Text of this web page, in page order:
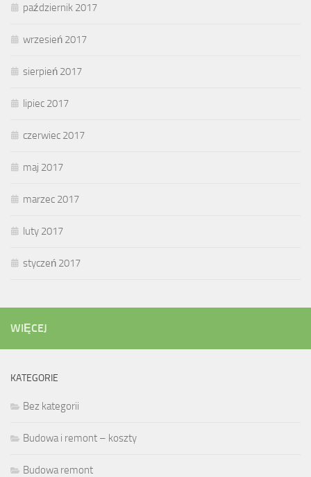
październik 2017
wrzesień 2017
sierpień 2017
lipiec 2017
czerwiec 2017
maj 2017
marzec 2017
luty 2017
styczeń 2017
WIĘCEJ
KATEGORIE
Bez kategorii
Budowa i remont – koszty
Budowa remont